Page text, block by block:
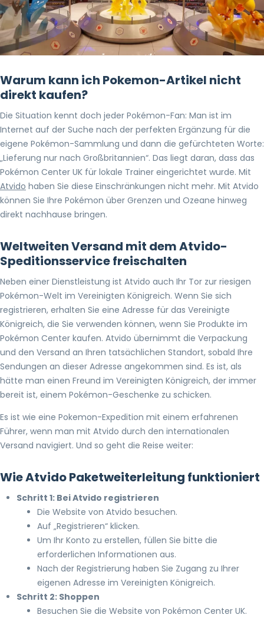
Warum kann ich Pokemon-Artikel nicht
direkt kaufen?
Die Situation kennt doch jeder Pokémon-Fan: Man ist im
Internet auf der Suche nach der perfekten Ergänzung für die
eigene Pokémon-Sammlung und dann die gefürchteten Worte:
„Lieferung nur nach Großbritannien“. Das liegt daran, dass das
Pokémon Center UK für lokale Trainer eingerichtet wurde. Mit
Atvido haben Sie diese Einschränkungen nicht mehr. Mit Atvido
können Sie Ihre Pokémon über Grenzen und Ozeane hinweg
direkt nachhause bringen.
Weltweiten Versand mit dem Atvido-
Speditionsservice freischalten
Neben einer Dienstleistung ist Atvido auch Ihr Tor zur riesigen
Pokémon-Welt im Vereinigten Königreich. Wenn Sie sich
registrieren, erhalten Sie eine Adresse für das Vereinigte
Königreich, die Sie verwenden können, wenn Sie Produkte im
Pokémon Center kaufen. Atvido übernimmt die Verpackung
und den Versand an Ihren tatsächlichen Standort, sobald Ihre
Sendungen an dieser Adresse angekommen sind. Es ist, als
hätte man einen Freund im Vereinigten Königreich, der immer
bereit ist, einem Pokémon-Geschenke zu schicken.
Es ist wie eine Pokemon-Expedition mit einem erfahrenen
Führer, wenn man mit Atvido durch den internationalen
Versand navigiert. Und so geht die Reise weiter:
Wie Atvido Paketweiterleitung funktioniert
Schritt 1: Bei Atvido registrieren
Die Website von Atvido besuchen.
Auf „Registrieren“ klicken.
Um Ihr Konto zu erstellen, füllen Sie bitte die
erforderlichen Informationen aus.
Nach der Registrierung haben Sie Zugang zu Ihrer
eigenen Adresse im Vereinigten Königreich.
Schritt 2: Shoppen
Besuchen Sie die Website von Pokémon Center UK.